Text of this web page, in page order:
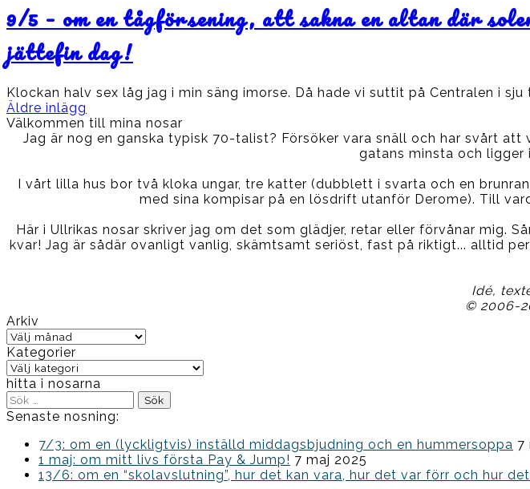
9/5 – om en tågförsening, att sakna en altan där
jättefin dag!
Klockan halv sex låg jag i min säng imorse. Då hade vi suttit på Centralen i sju
Inläggsnavigering
Äldre inlägg
Välkommen till mina nosar
Jag är nog en ganska typisk 70-talist? Försöker vara snäll och har svårt
gatans minsta och
I vårt lilla hus bor två kloka ungar, tre katter (dubblett i svarta och en
med sina kompisar på en lösdrift utanför Derome). Till
Här i Ullrikas nosar skriver jag om det som glädjer, retar eller förvånar mig.
kvar! Jag är sådär ovanligt vanlig, skämtsamt seriöst, fast på riktigt... alltid
Idé,
© 2006-
Arkiv
Arkiv
Kategorier
Kategorier
hitta i nosarna
Sök
efter:
Senaste nosning:
7/3: om en (lyckligtvis) inställd middagsbjudning och en hummersoppa 7
1 maj: om mitt livs första Pay & Jump! 7 maj 2025
13/6: om en “skolavslutning”, hur det kan vara, hur det var förr och hur